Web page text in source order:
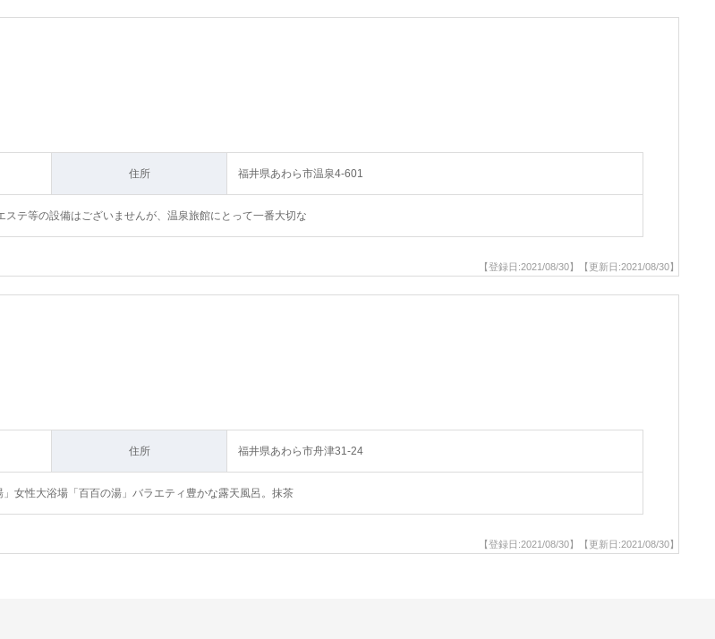
住所 福井県あわら市温泉4-601
テ等の設備はございませんが、温泉旅館にとって一番大切な
【登録日:2021/08/30】【更新日:2021/08/30】
住所 福井県あわら市舟津31-24
女性大浴場「百百の湯」バラエティ豊かな露天風呂。抹茶
【登録日:2021/08/30】【更新日:2021/08/30】